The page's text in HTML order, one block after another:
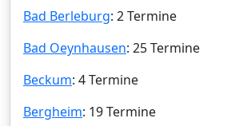
Bad Berleburg: 2 Termine
Bad Oeynhausen: 25 Termine
Beckum: 4 Termine
Bergheim: 19 Termine